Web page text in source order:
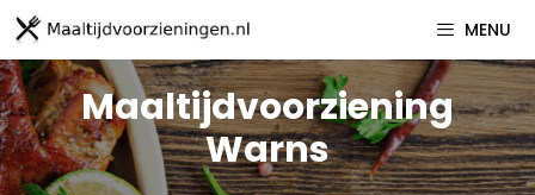
Spring
naar
inhoud
MENU
Maaltijdvoorziening
Warns